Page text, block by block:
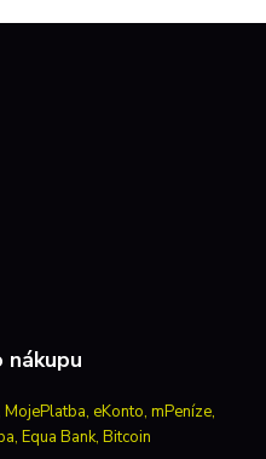
nákupu